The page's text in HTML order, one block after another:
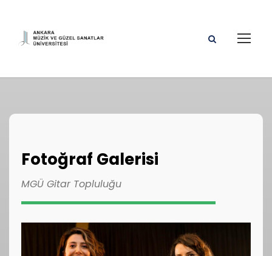
Fotoğraf Galerisi
MGÜ Gitar Topluluğu